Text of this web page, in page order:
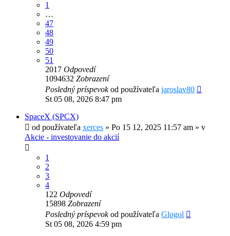
1
…
47
48
49
50
51
2017 Odpovedí
1094632 Zobrazení
Posledný príspevokod používateľa jaroslav80
St 05 08, 2026 8:47 pm
SpaceX (SPCX)
od používateľa xerces » Po 15 12, 2025 11:57 am » v
Akcie - investovanie do akcií
1
2
3
4
122 Odpovedí
15898 Zobrazení
Posledný príspevokod používateľa Glogol
St 05 08, 2026 4:59 pm